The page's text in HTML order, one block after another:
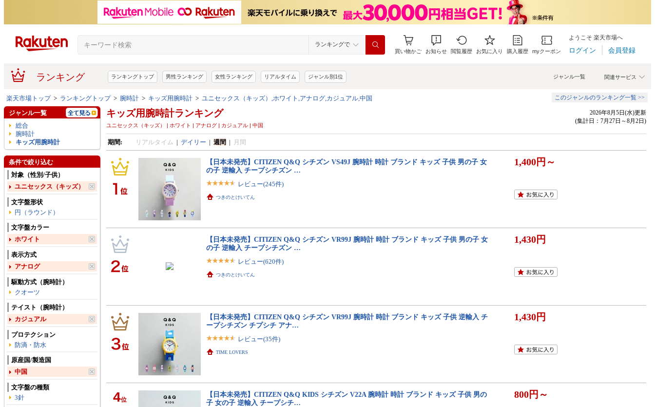
ランキングで
買い物かご お知らせ 閲覧履歴 お気に入り 購入履歴 myクーポン
ようこそ 楽天市場へ
ログイン 会員登録
ランキング 関連サービス
ジャンル一覧
ランキングトップ 男性ランキング 女性ランキング リアルタイム ジャンル別1位
楽天市場トップ> ランキングトップ> 腕時計 > キッズ用腕時計 > ユニセックス（キッズ）,ホワイト,アナログ,カジュアル,中国 このジャンルのランキング一覧 >>
キッズ用腕時計ランキング
ユニセックス（キッズ） | ホワイト | アナログ | カジュアル | 中国
2026年8月5日(水)更新
(集計日：7月27日～8月2日)
期間: リアルタイム | デイリー | 週間 | 月間
【日本未発売】CITIZEN Q&Q シチズン VS49J 腕時計 時計 ブランド キッズ 子供 男の子 女
の子 逆輸入 チープシチズン …
レビュー(245件)
つきのとけいてん
1,400円～
【日本未発売】CITIZEN Q&Q シチズン VR99J 腕時計 時計 ブランド キッズ 子供 男の子 女
の子 逆輸入 チープシチズン …
レビュー(620件)
つきのとけいてん
1,430円
【日本未発売】CITIZEN Q&Q シチズン VR99J 腕時計 時計 ブランド キッズ 子供 逆輸入 チ
ープシチズン チプシチ アナ…
レビュー(35件)
TIME LOVERS
1,430円
4位
【日本未発売】CITIZEN Q&Q KIDS シチズン V22A 腕時計 時計 ブランド キッズ 子供 男の
子 女の子 逆輸入 チープシチ…
800円～
ジャンル一覧
総合
腕時計
キッズ用腕時計
条件で絞り込む
対象（性別/子供）
ユニセックス（キッズ）
文字盤形状
円（ラウンド）
文字盤カラー
ホワイト
表示方式
アナログ
駆動方式（腕時計）
クオーツ
テイスト（腕時計）
カジュアル
プロテクション
防滴・防水
原産国/製造国
中国
文字盤の種類
3針